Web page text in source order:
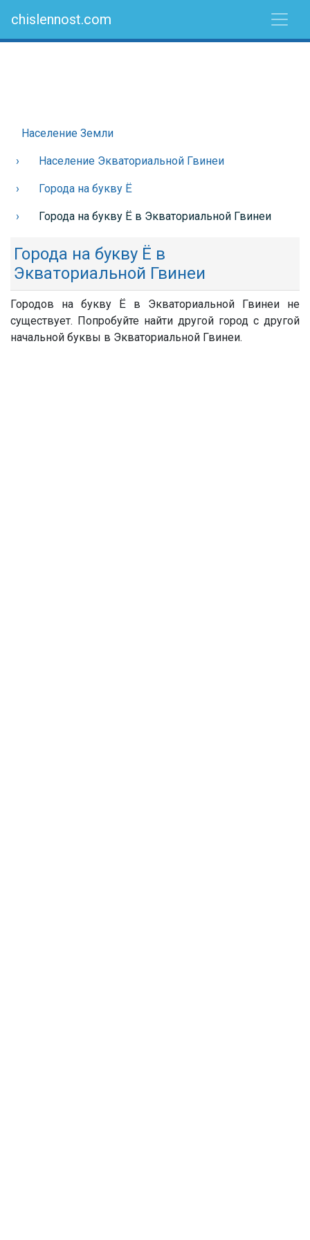
chislennost.com
Население Земли
Население Экваториальной Гвинеи
Города на букву Ё
Города на букву Ё в Экваториальной Гвинеи
Города на букву Ё в
Экваториальной Гвинеи
Городов на букву Ё в Экваториальной Гвинеи не
существует. Попробуйте найти другой город с другой
начальной буквы в Экваториальной Гвинеи.